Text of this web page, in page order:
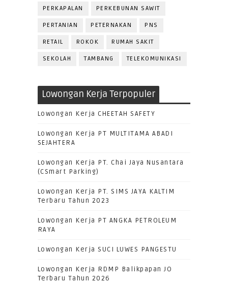
PERKAPALAN PERKEBUNAN SAWIT
PERTANIAN PETERNAKAN PNS
RETAIL ROKOK RUMAH SAKIT
SEKOLAH TAMBANG TELEKOMUNIKASI
Lowongan Kerja Terpopuler
Lowongan Kerja CHEETAH SAFETY
Lowongan Kerja PT MULTITAMA ABADI
SEJAHTERA
Lowongan Kerja PT. Chai Jaya Nusantara
(CSmart Parking)
Lowongan Kerja PT. SIMS JAYA KALTIM
Terbaru Tahun 2023
Lowongan Kerja PT ANGKA PETROLEUM
RAYA
Lowongan Kerja SUCI LUWES PANGESTU
Lowongan Kerja RDMP Balikpapan JO
Terbaru Tahun 2026